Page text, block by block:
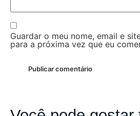
Guardar o meu nome, email e
para a próxima vez que eu